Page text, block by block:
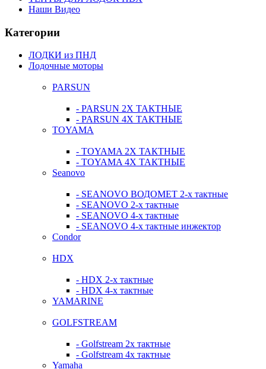
Наши Видео
Категории
ЛОДКИ из ПНД
Лодочные моторы
PARSUN
- PARSUN 2Х ТАКТНЫЕ
- PARSUN 4Х ТАКТНЫЕ
TOYAMA
- TOYAMA 2Х ТАКТНЫЕ
- TOYAMA 4Х ТАКТНЫЕ
Seanovo
- SEANOVO ВОДОМЕТ 2-х тактные
- SEANOVO 2-х тактные
- SEANOVO 4-х тактные
- SEANOVO 4-х тактные инжектор
Condor
HDX
- HDX 2-х тактные
- HDX 4-х тактные
YAMARINE
GOLFSTREAM
- Golfstream 2х тактные
- Golfstream 4х тактные
Yamaha